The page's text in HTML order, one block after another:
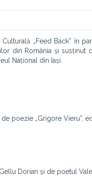
„Feed Back” în
din România și susținut
Național din Iași.
poezie „Grigore Vieru”,
Dorian și de poetul